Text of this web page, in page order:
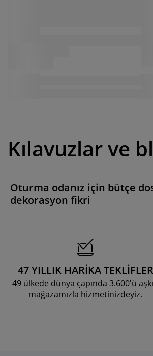
Kılavuzlar ve
Oturma odanız için bütçe
dekorasyon fikri
47 YILLIK HARİKA TEKLİFLER
49 ülkede dünya çapında 3.600'ü
mağazamızla hizmetinizdeyiz.